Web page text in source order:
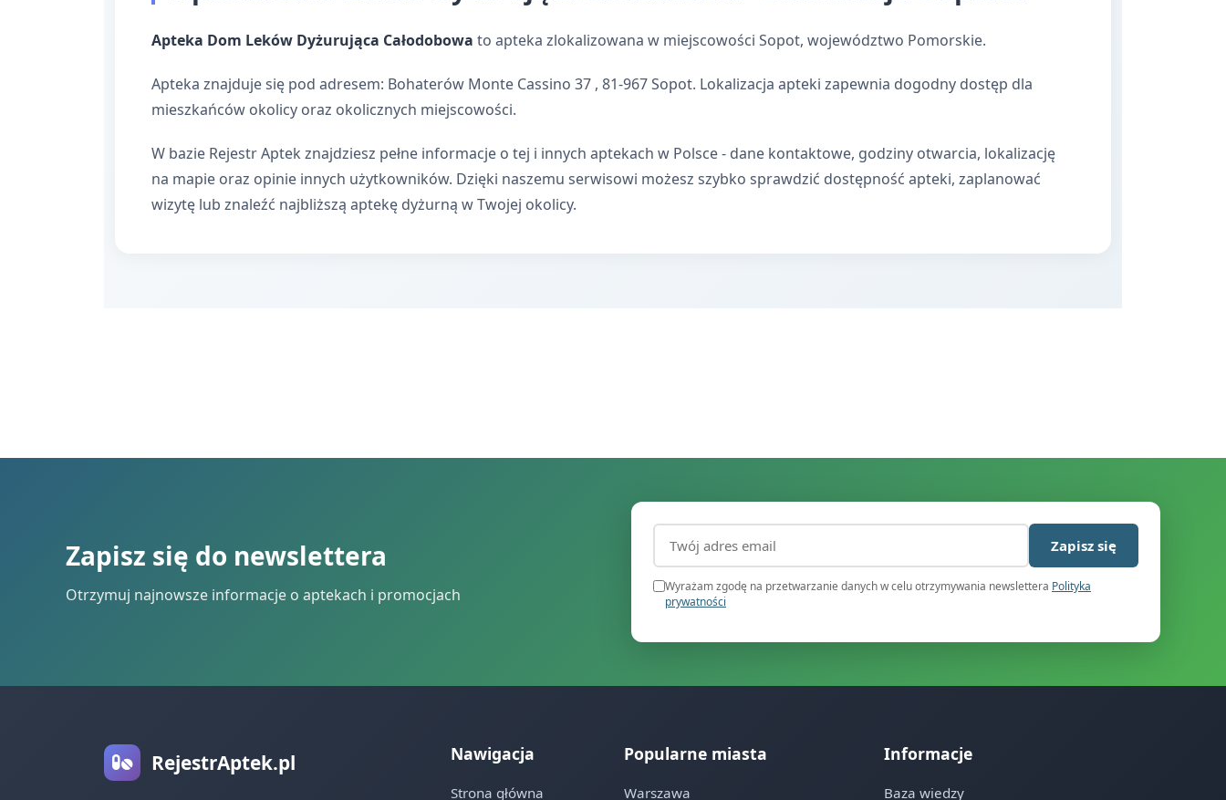
Apteka Dom Leków Dyżurująca Całodobowa to apteka zlokalizowana w miejscowości Sopot, województwo Pomorskie.
Apteka znajduje się pod adresem: Bohaterów Monte Cassino 37 , 81-967 Sopot. Lokalizacja apteki zapewnia dogodny dostęp dla
mieszkańców okolicy oraz okolicznych miejscowości.
W bazie Rejestr Aptek znajdziesz pełne informacje o tej i innych aptekach w Polsce - dane kontaktowe, godziny otwarcia, lokalizację
na mapie oraz opinie innych użytkowników. Dzięki naszemu serwisowi możesz szybko sprawdzić dostępność apteki, zaplanować
wizytę lub znaleźć najbliższą aptekę dyżurną w Twojej okolicy.
Zapisz się do newslettera
Otrzymuj najnowsze informacje o aptekach i promocjach
Adres email (wymagany)
Zapisz się
Wyrażam zgodę na przetwarzanie danych w celu otrzymywania newslettera Polityka
prywatności
RejestrAptek.pl Nawigacja
Strona główna
Popularne miasta
Warszawa
Informacje
Baza wiedzy